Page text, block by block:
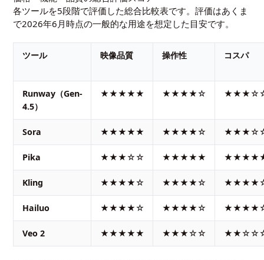
各ツールを5段階で評価した総合比較表です。評価はあくま
で2026年6月時点の一般的な用途を想定した目安です。
ツール 映像品質 操作性 コスパ
Runway（Gen-
4.5）
★★★★★ ★★★★☆
Sora ★★★★★ ★★★★☆
Pika ★★★☆☆ ★★★★★
Kling ★★★★☆ ★★★★☆
Hailuo ★★★★☆ ★★★★☆
Veo 2 ★★★★★ ★★★☆☆